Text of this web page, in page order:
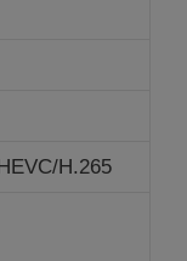
H.265